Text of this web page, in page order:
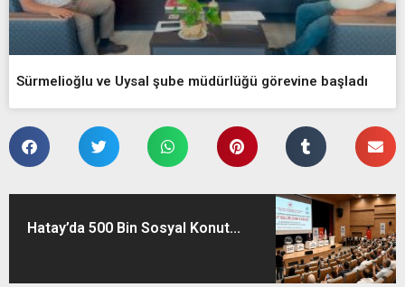
Sürmelioğlu ve Uysal şube müdürlüğü görevine başladı
Hatay’da 500 Bin Sosyal Konut...